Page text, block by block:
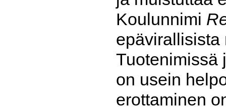
Koulunnimi
epävirallisista
Tuotenimissä
on usein
erottaminen